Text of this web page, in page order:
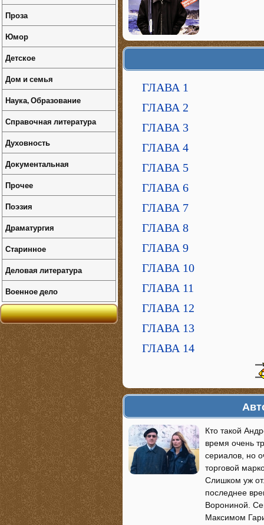
ГЛАВА 1
ГЛАВА 2
ГЛАВА 3
ГЛАВА 4
ГЛАВА 5
ГЛАВА 6
ГЛАВА 7
ГЛАВА 8
ГЛАВА 9
ГЛАВА 10
ГЛАВА 11
ГЛАВА 12
ГЛАВА 13
ГЛАВА 14
Кто такой
время очень
сериалов, но
торговой
Слишком уж
последнее
Ворониной.
Максимом
Проза
Юмор
Детское
Дом и семья
Наука, Образование
Справочная литература
Духовность
Документальная
Прочее
Поэзия
Драматургия
Старинное
Деловая литература
Военное дело